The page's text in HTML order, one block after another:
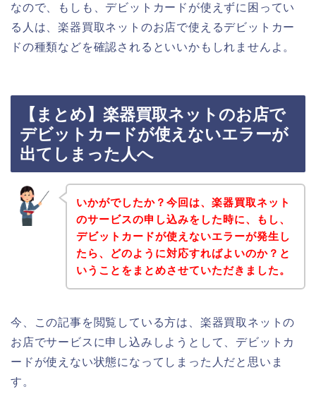
なので、もしも、デビットカードが使えずに困ってい
る人は、楽器買取ネットのお店で使えるデビットカー
ドの種類などを確認されるといいかもしれませんよ。
【まとめ】楽器買取ネットのお店で
デビットカードが使えないエラーが
出てしまった人へ
いかがでしたか？今回は、楽器買取ネット
のサービスの申し込みをした時に、もし、
デビットカードが使えないエラーが発生し
たら、どのように対応すればよいのか？と
いうことをまとめさせていただきました。
今、この記事を閲覧している方は、楽器買取ネットの
お店でサービスに申し込みしようとして、デビットカ
ードが使えない状態になってしまった人だと思いま
す。